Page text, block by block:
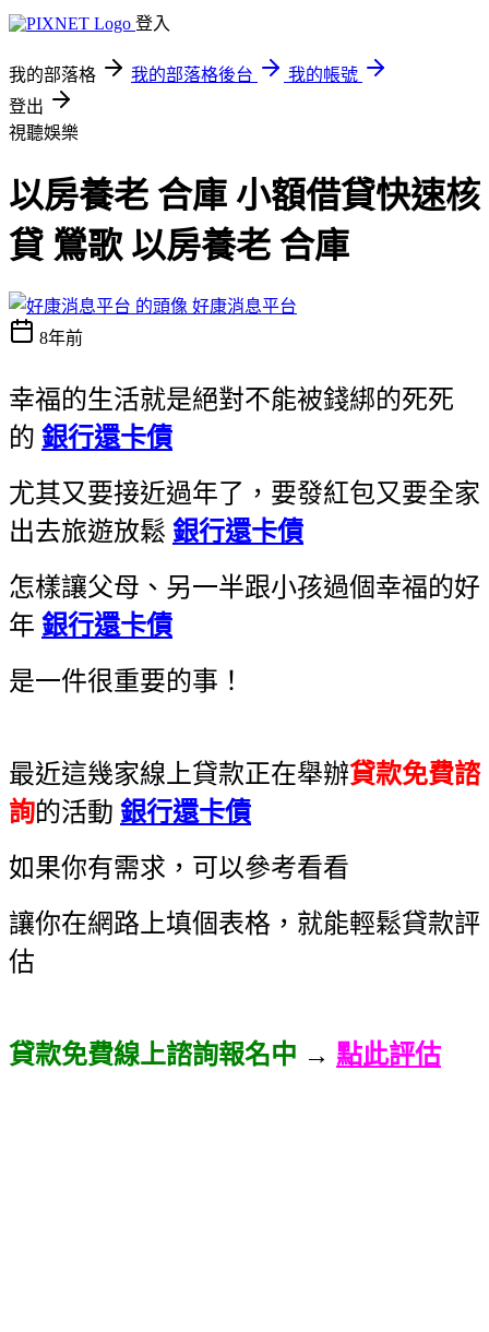
登入
我的部落格 我的部落格後台
我的帳號
登出
視聽娛樂
以房養老 合庫 小額借貸快速核
貸 鶯歌 以房養老 合庫
好康消息平台
8年前
幸福的生活就是絕對不能被錢綁的死死
的 銀行還卡債
尤其又要接近過年了，要發紅包又要全家
出去旅遊放鬆 銀行還卡債
怎樣讓父母、另一半跟小孩過個幸福的好
年 銀行還卡債
是一件很重要的事！
最近這幾家線上貸款正在舉辦貸款免費諮
詢的活動 銀行還卡債
如果你有需求，可以參考看看
讓你在網路上填個表格，就能輕鬆貸款評
估
貸款免費線上諮詢報名中 → 點此評估